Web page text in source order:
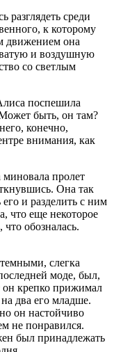
разглядеть среди
к которому
движением она
и воздушную
со светлым
поспешила
быть, он там?
конечно,
внимания, как
миновала пролет
Она так
его и разделить с ним
что еще некоторое
что обозналась.
слегка
моде, был,
он крепко прижимал
два его младше.
он настойчиво
не понравился.
был принадлежать